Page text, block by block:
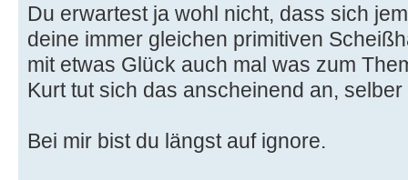
Du erwartest ja wohl nicht, dass sich
deine immer gleichen primitiven
mit etwas Glück auch mal was zum
Kurt tut sich das anscheinend an,
Bei mir bist du längst auf ignore.